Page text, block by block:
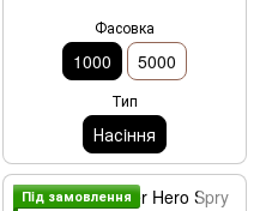
Фасовка
1000 5000
Тип
Насiння
Пiд замовлення